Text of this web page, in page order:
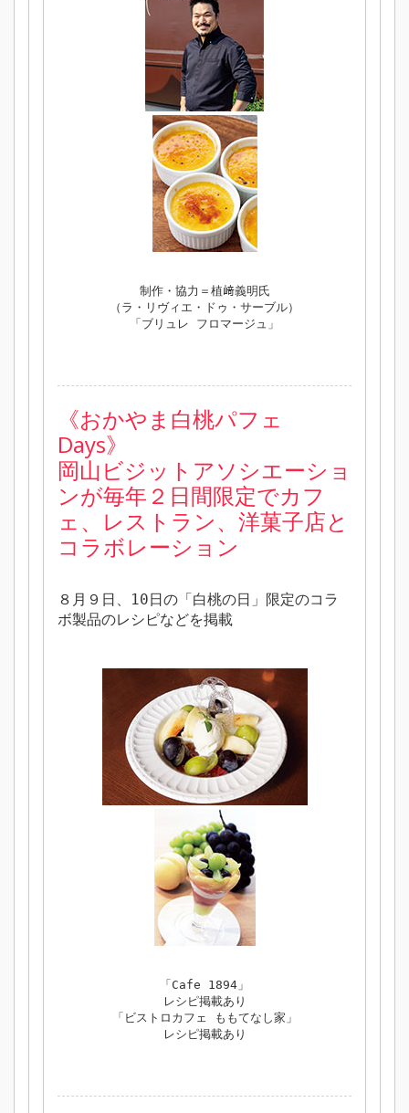
制作・協力＝植﨑義明氏
（ラ・リヴィエ・ドゥ・サーブル）
「ブリュレ フロマージュ」
《おかやま白桃パフェ
Days》
岡山ビジットアソシエーショ
ンが毎年２日間限定でカフ
ェ、レストラン、洋菓子店と
コラボレーション
８月９日、10日の「白桃の日」限定のコラ
ボ製品のレシピなどを掲載
「Cafe 1894」
レシピ掲載あり
「ビストロカフェ ももてなし家」
レシピ掲載あり